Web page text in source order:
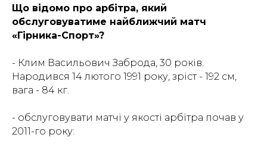
Що відомо про арбітра, який
обслуговуватиме найближчий матч
«Гірника-Спорт»?
- Клим Васильович Заброда, 30 років.
Народився 14 лютого 1991 року, зріст - 192 см,
вага - 84 кг.
- обслуговувати матчі у якості арбітра почав у
2011-го року: